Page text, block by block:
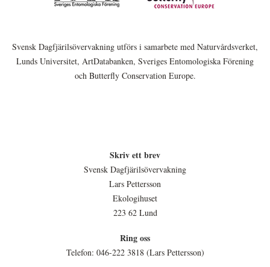
Svensk Dagfjärilsövervakning utförs i samarbete med Naturvårdsverket,
Lunds Universitet, ArtDatabanken, Sveriges Entomologiska Förening
och Butterfly Conservation Europe.
Skriv ett brev
Svensk Dagfjärilsövervakning
Lars Pettersson
Ekologihuset
223 62 Lund
Ring oss
Telefon: 046-222 3818 (Lars Pettersson)